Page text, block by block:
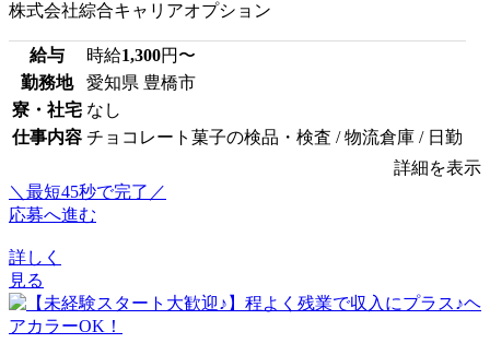
株式会社綜合キャリアオプション
給与 時給1,300円〜
勤務地
愛知県 豊橋市
寮・社宅 なし
仕事内容 チョコレート菓子の検品・検査 / 物流倉庫 / 日勤
詳細を表示
＼最短45秒で完了／
応募へ進む
詳しく
見る